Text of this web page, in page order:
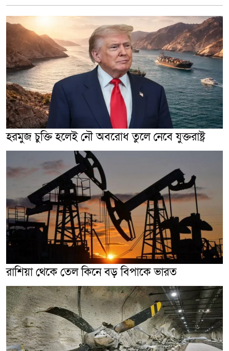
হরমুজ চুক্তি হলেই নৌ অবরোধ তুলে নেবে যুক্তরাষ্ট্র
রাশিয়া থেকে তেল কিনে বড় বিপাকে ভারত